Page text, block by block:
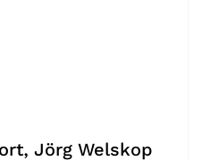
Jörg Welskop